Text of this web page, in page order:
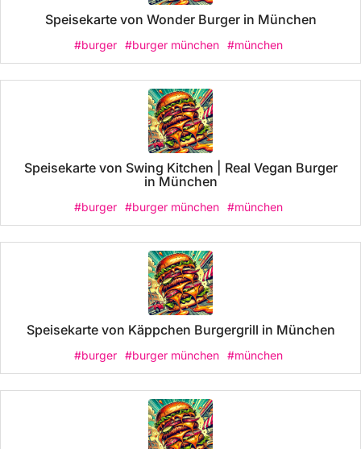
Speisekarte von Wonder Burger in München
#burger #burger münchen #münchen
Speisekarte von Swing Kitchen | Real Vegan Burger
in München
#burger #burger münchen #münchen
Speisekarte von Käppchen Burgergrill in München
#burger #burger münchen #münchen